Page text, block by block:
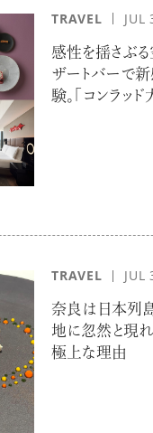
TRAVEL JUL
感性を揺さぶ
ザートバーで
験。「コンラッ
TRAVEL JUL
奈良は日本列
地に忽然と現
極上な理由